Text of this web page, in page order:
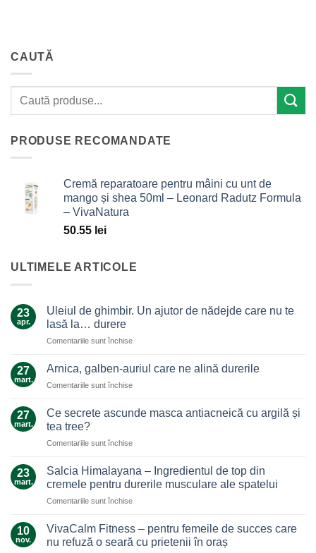
CAUTĂ
PRODUSE RECOMANDATE
Cremă reparatoare pentru mâini cu unt de
mango și shea 50ml – Leonard Radutz Formula
– VivaNatura
50.55 lei
ULTIMELE ARTICOLE
23
apr.
Uleiul de ghimbir. Un ajutor de nădejde care nu te
lasă la… durere
Comentariile sunt închisepentru
de
Un
de
nu
lasă
la…
27
mart.
Arnica, galben-auriul care ne alină durerile
Comentariile sunt închisepentru
galben-
ne
durerile
27
mart.
Ce secrete ascunde masca antiacneică cu argilă și
tea tree?
Comentariile sunt închisepentru
secrete
ascunde
masca
antiacneică
argilă
23
mart.
Salcia Himalayana – Ingredientul de top din
cremele pentru durerile musculare ale spatelui
Comentariile sunt închisepentru
Himalayana
Ingredientul
10
nov.
VivaCalm Fitness – pentru femeile de succes care
nu refuză o seară cu prietenii în oraș